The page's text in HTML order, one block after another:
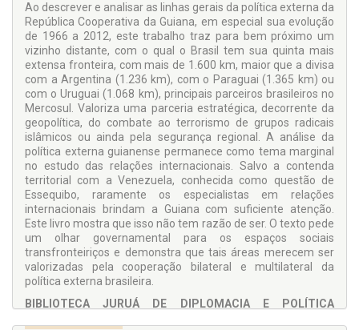
Ao descrever e analisar as linhas gerais da política externa da
República Cooperativa da Guiana, em especial sua evolução
de 1966 a 2012, este trabalho traz para bem próximo um
vizinho distante, com o qual o Brasil tem sua quinta mais
extensa fronteira, com mais de 1.600 km, maior que a divisa
com a Argentina (1.236 km), com o Paraguai (1.365 km) ou
com o Uruguai (1.068 km), principais parceiros brasileiros no
Mercosul. Valoriza uma parceria estratégica, decorrente da
geopolítica, do combate ao terrorismo de grupos radicais
islâmicos ou ainda pela segurança regional. A análise da
política externa guianense permanece como tema marginal
no estudo das relações internacionais. Salvo a contenda
territorial com a Venezuela, conhecida como questão de
Essequibo, raramente os especialistas em relações
internacionais brindam a Guiana com suficiente atenção.
Este livro mostra que isso não tem razão de ser. O texto pede
um olhar governamental para os espaços sociais
transfronteiriços e demonstra que tais áreas merecem ser
valorizadas pela cooperação bilateral e multilateral da
política externa brasileira.
BIBLIOTECA JURUÁ DE DIPLOMACIA E POLÍTICA